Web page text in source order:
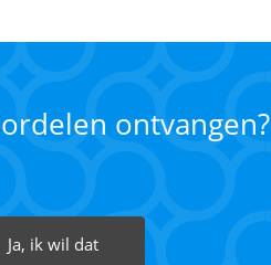
ontvangen?